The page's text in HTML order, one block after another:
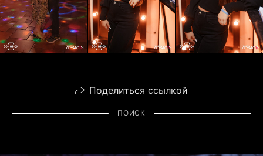
Поделиться ссылкой
ПОИСК